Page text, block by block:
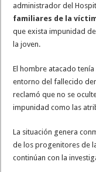
administrador del
familiares de la
que exista impunidad
la joven.
El hombre atacado tenía
entorno del fallecido
reclamó que no se
impunidad como las
La situación genera
de los progenitores de
continúan con la